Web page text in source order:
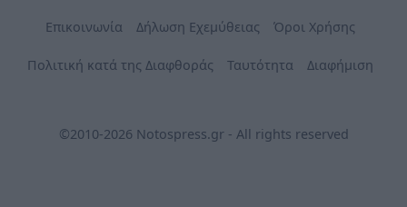
Επικοινωνία Δήλωση Εχεμύθειας Όροι Χρήσης
Πολιτική κατά της Διαφθοράς Ταυτότητα Διαφήμιση
©2010-2026 Notospress.gr - All rights reserved